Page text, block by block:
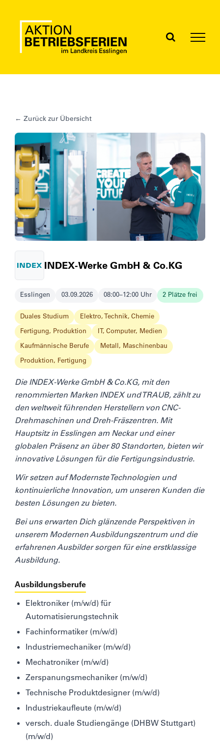
content
← Zurück zur Übersicht
INDEX-Werke GmbH & Co.KG
Esslingen 03.09.2026 08:00–12:00 Uhr 2 Plätze frei
Duales Studium
Elektro, Technik, Chemie
Fertigung, Produktion
IT, Computer, Medien
Kaufmännische Berufe
Metall, Maschinenbau
Produktion, Fertigung
Die INDEX-Werke GmbH & Co.KG, mit den
renommierten Marken INDEX und TRAUB, zählt zu
den weltweit führenden Herstellern von CNC-
Drehmaschinen und Dreh-Fräszentren. Mit
Hauptsitz in Esslingen am Neckar und einer
globalen Präsenz an über 80 Standorten, bieten wir
innovative Lösungen für die Fertigungsindustrie.
Wir setzen auf Modernste Technologien und
kontinuierliche Innovation, um unseren Kunden die
besten Lösungen zu bieten.
Bei uns erwarten Dich glänzende Perspektiven in
unserem Modernen Ausbildungszentrum und die
erfahrenen Ausbilder sorgen für eine erstklassige
Ausbildung.
Ausbildungsberufe
Elektroniker (m/w/d) für
Automatisierungstechnik
Fachinformatiker (m/w/d)
Industriemechaniker (m/w/d)
Mechatroniker (m/w/d)
Zerspanungsmechaniker (m/w/d)
Technische Produktdesigner (m/w/d)
Industriekaufleute (m/w/d)
versch. duale Studiengänge (DHBW Stuttgart)
(m/w/d)